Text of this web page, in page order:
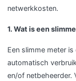
netwerkkosten.
1. Wat is een
Een slimme meter
automatisch
en/of netbeheerder.